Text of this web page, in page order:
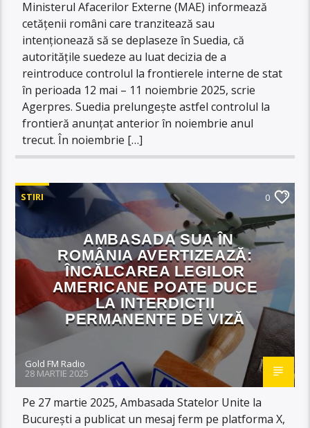
Ministerul Afacerilor Externe (MAE) informează
cetăţenii români care tranzitează sau
intenţionează să se deplaseze în Suedia, că
autorităţile suedeze au luat decizia de a
reintroduce controlul la frontierele interne de stat
în perioada 12 mai – 11 noiembrie 2025, scrie
Agerpres. Suedia prelungește astfel controlul la
frontieră anunțat anterior în noiembrie anul
trecut. În noiembrie […]
STIRI 0
AMBASADA SUA ÎN
ROMÂNIA AVERTIZEAZĂ:
ÎNCĂLCAREA LEGILOR
AMERICANE POATE DUCE
LA INTERDICȚII
PERMANENTE DE VIZĂ
Gold FM Radio
28 MARTIE 2025
Pe 27 martie 2025, Ambasada Statelor Unite la
București a publicat un mesaj ferm pe platforma X,